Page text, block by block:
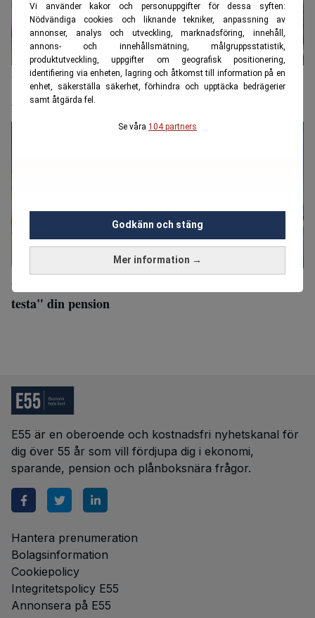
Vi använder kakor och personuppgifter för dessa syften:
Nödvändiga cookies och liknande tekniker, anpassning av
annonser, analys och utveckling, marknadsföring, innehåll,
annons- och innehållsmätning, målgruppsstatistik,
produktutveckling, uppgifter om geografisk positionering,
identifiering via enheten, lagring och åtkomst till information på en
enhet, säkerställa säkerhet, förhindra och upptäcka bedrägerier
samt åtgärda fel.
Se våra 104 partners
Mer information →
Godkänn och stäng
Varning: Finansprofilens ansikte kapat – används i
AI-bedrägeri
Günther Mårder: Därför behöver du "Bahamas-
testa" din pension
E55 är en oberoende och kostnadsfri nyhetskanal för
dig över 55 år som vill fördjupa dig i ekonomi,
sparande, pension och plånboksnära frågor.
Hantera prenumeration
Bolagsinformation
Cookiepolicy
Integritetspolicy E55
Annonsera på E55